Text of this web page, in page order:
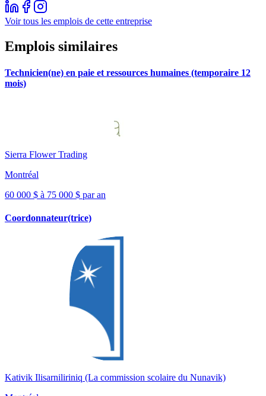
Voir tous les emplois de cette entreprise
Emplois similaires
Technicien(ne) en paie et ressources humaines (temporaire 12
mois)
Sierra Flower Trading
Montréal
60 000 $ à 75 000 $ par an
Coordonnateur(trice)
Kativik Ilisarniliriniq (La commission scolaire du Nunavik)